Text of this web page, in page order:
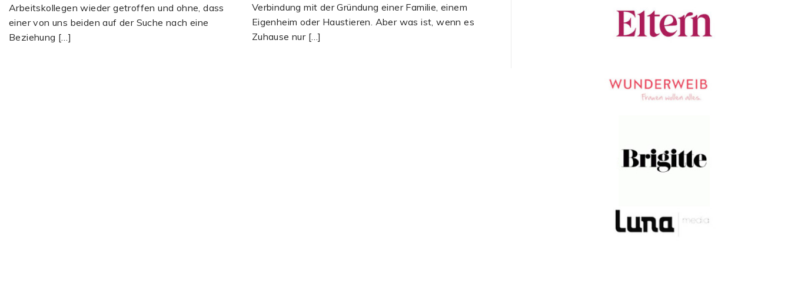
Verbindung mit der Gründung einer Familie, einem
Eigenheim oder Haustieren. Aber was ist, wenn es
Zuhause nur […]
Arbeitskollegen wieder getroffen und ohne, dass
einer von uns beiden auf der Suche nach eine
Beziehung […]